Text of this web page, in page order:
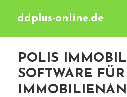
ddplus-online.de
POLIS
SOFTWARE FÜR